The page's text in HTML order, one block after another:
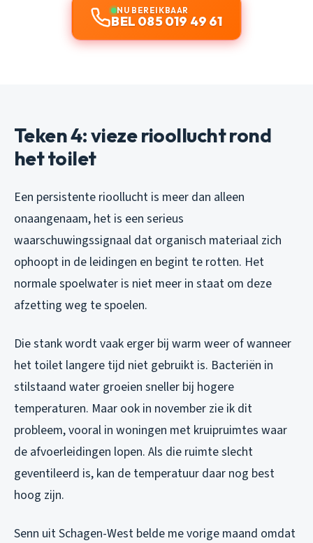
NU BEREIKBAAR
BEL 085 019 49 61
Teken 4: vieze rioollucht rond
het toilet
Een persistente rioollucht is meer dan alleen
onaangenaam, het is een serieus
waarschuwingssignaal dat organisch materiaal zich
ophoopt in de leidingen en begint te rotten. Het
normale spoelwater is niet meer in staat om deze
afzetting weg te spoelen.
Die stank wordt vaak erger bij warm weer of wanneer
het toilet langere tijd niet gebruikt is. Bacteriën in
stilstaand water groeien sneller bij hogere
temperaturen. Maar ook in november zie ik dit
probleem, vooral in woningen met kruipruimtes waar
de afvoerleidingen lopen. Als die ruimte slecht
geventileerd is, kan de temperatuur daar nog best
hoog zijn.
Senn uit Schagen-West belde me vorige maand omdat